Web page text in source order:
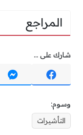
المراجع
شارك على ...
وسوم:
التأشيرات